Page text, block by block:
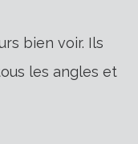
bien voir. Ils
les angles et